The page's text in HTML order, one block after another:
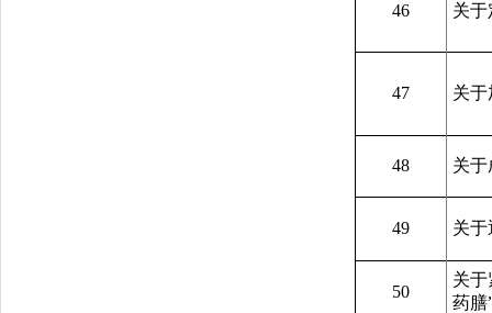
46 关
47 关
48 关于
49 关
50
关于
药膳